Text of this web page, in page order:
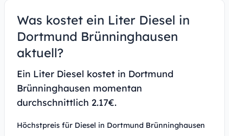
Was kostet ein Liter Diesel in
Dortmund Brünninghausen
aktuell?
Ein Liter Diesel kostet in Dortmund
Brünninghausen momentan
durchschnittlich 2.17€.
Höchstpreis für Diesel in Dortmund Brünninghausen